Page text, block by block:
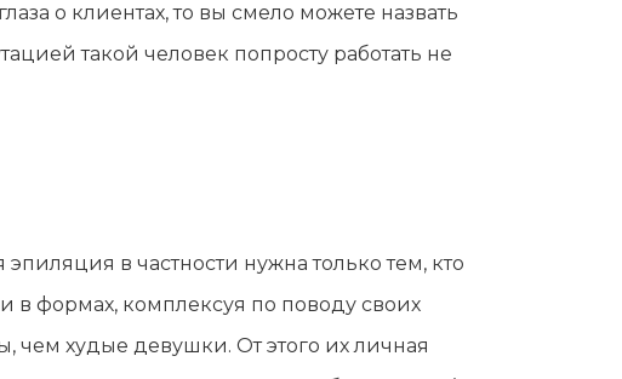
о клиентах, то вы смело можете назвать
такой человек попросту работать не
в частности нужна только тем, кто
в формах, комплексуя по поводу своих
чем худые девушки. От этого их личная